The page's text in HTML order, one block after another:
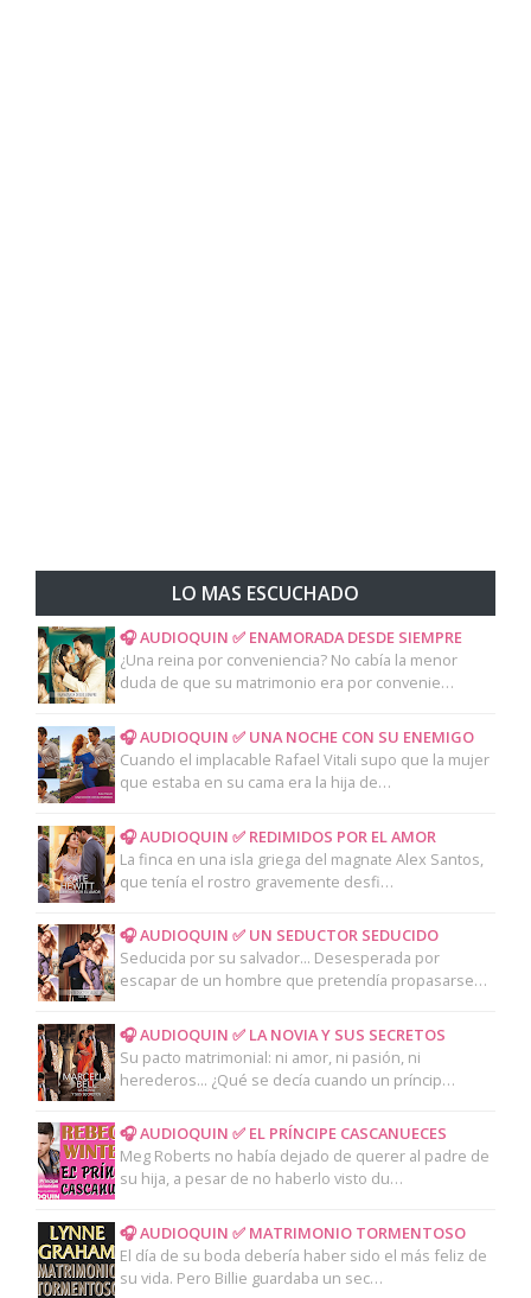
LO MAS ESCUCHADO
🎧 AUDIOQUIN ✅ ENAMORADA DESDE SIEMPRE
¿Una reina por conveniencia? No cabía la menor
duda de que su matrimonio era por convenie…
🎧 AUDIOQUIN ✅ UNA NOCHE CON SU ENEMIGO
Cuando el implacable Rafael Vitali supo que la mujer
que estaba en su cama era la hija de…
🎧 AUDIOQUIN ✅ REDIMIDOS POR EL AMOR
La finca en una isla griega del magnate Alex Santos,
que tenía el rostro gravemente desfi…
🎧 AUDIOQUIN ✅ UN SEDUCTOR SEDUCIDO
Seducida por su salvador... Desesperada por
escapar de un hombre que pretendía propasarse…
🎧 AUDIOQUIN ✅ LA NOVIA Y SUS SECRETOS
Su pacto matrimonial: ni amor, ni pasión, ni
herederos... ¿Qué se decía cuando un príncip…
🎧 AUDIOQUIN ✅ EL PRÍNCIPE CASCANUECES
Meg Roberts no había dejado de querer al padre de
su hija, a pesar de no haberlo visto du…
🎧 AUDIOQUIN ✅ MATRIMONIO TORMENTOSO
El día de su boda debería haber sido el más feliz de
su vida. Pero Billie guardaba un sec…